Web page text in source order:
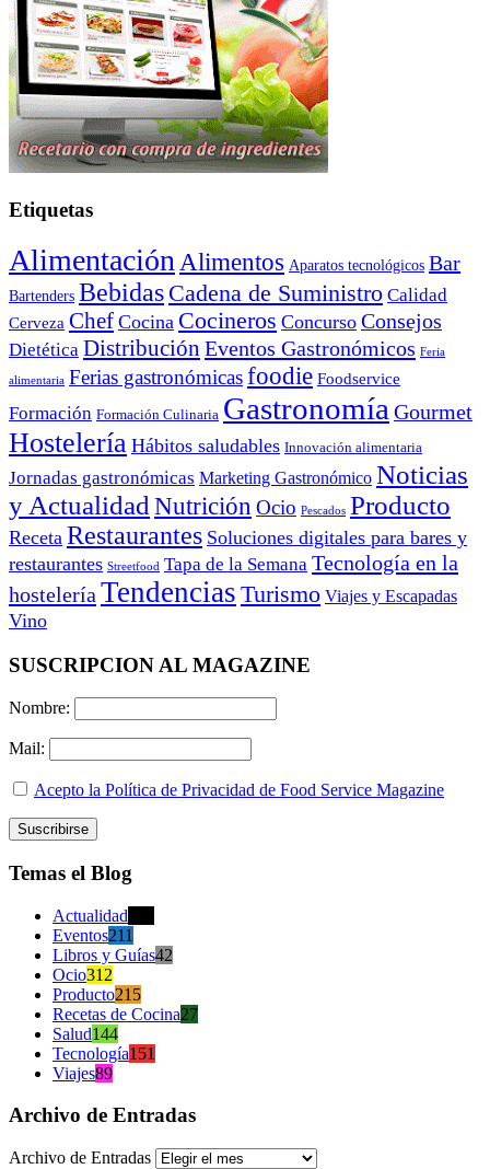
Etiquetas
Alimentación Alimentos Aparatos tecnológicos Bar
Bartenders Bebidas Cadena de Suministro Calidad
Cerveza Chef Cocina Cocineros Concurso Consejos
Dietética Distribución Eventos Gastronómicos Feria
alimentaria Ferias gastronómicasfoodie Foodservice
Formación Formación Culinaria Gastronomía Gourmet
Hostelería Hábitos saludables Innovación alimentaria
Jornadas gastronómicas Marketing Gastronómico Noticias
y Actualidad Nutrición Ocio Pescados Producto
Receta Restaurantes Soluciones digitales para bares y
restaurantes Streetfood Tapa de la Semana Tecnología en la
hostelería Tendencias Turismo Viajes y Escapadas
Vino
SUSCRIPCION AL MAGAZINE
Nombre:
Mail:
Acepto la Política de Privacidad de Food Service Magazine
Temas el Blog
Actualidad
Eventos211
Libros y Guías42
Ocio312
Producto215
Recetas de Cocina27
Salud144
Tecnología151
Viajes89
Archivo de Entradas
Archivo de Entradas